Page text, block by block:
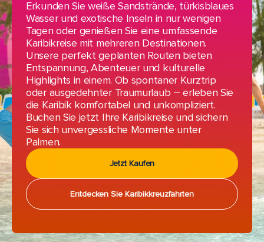
Erkunden Sie weiße Sandstrände, türkisblaues
Wasser und exotische Inseln in nur wenigen
Tagen oder genießen Sie eine umfassende
Karibikreise mit mehreren Destinationen.
Unsere perfekt geplanten Routen bieten
Entspannung, Abenteuer und kulturelle
Highlights in einem. Ob spontaner Kurztrip
oder ausgedehnter Traumurlaub – erleben Sie
die Karibik komfortabel und unkompliziert.
Buchen Sie jetzt Ihre Karibikreise und sichern
Sie sich unvergessliche Momente unter
Palmen.
Jetzt Kaufen
Entdecken Sie Karibikkreuzfahrten